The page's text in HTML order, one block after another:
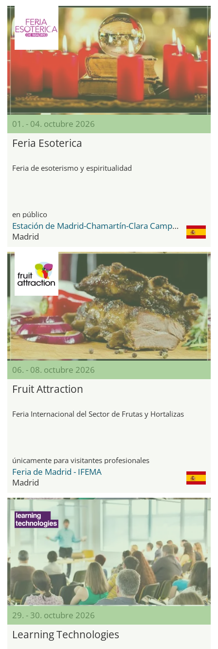
01. - 04. octubre 2026
Feria Esoterica
Feria de esoterismo y espiritualidad
en público
Estación de Madrid-Chamartín-Clara Campoamor
Madrid
06. - 08. octubre 2026
Fruit Attraction
Feria Internacional del Sector de Frutas y Hortalizas
únicamente para visitantes profesionales
Feria de Madrid - IFEMA
Madrid
29. - 30. octubre 2026
Learning Technologies